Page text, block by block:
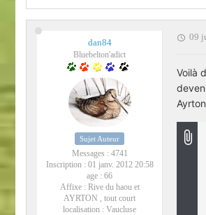
dan84
Bluebelton'adict
Sujet Auteur
Messages : 4741
Inscription : 01 janv. 2012 20:58
age : 66
Affixe : Rive du haou et
AYRTON , tout court
localisation : Vaucluse
09
Voilà